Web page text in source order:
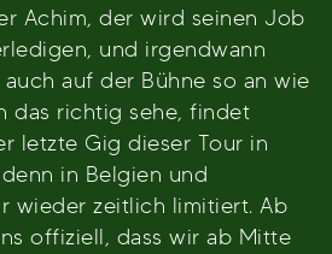
Achim, der wird seinen Job
und irgendwann
auf der Bühne so an wie
das richtig sehe, findet
letzte Gig dieser Tour in
in Belgien und
wieder zeitlich limitiert. Ab
offiziell, dass wir ab Mitte